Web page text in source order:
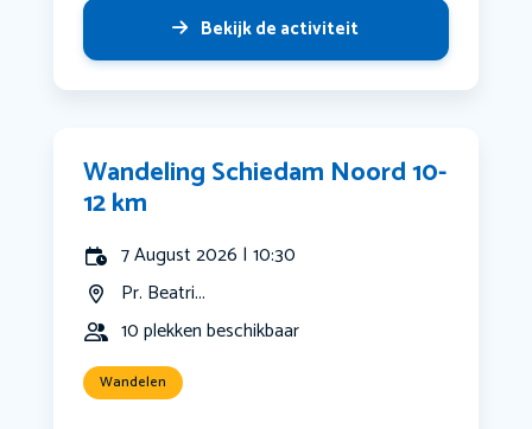
Bekijk de activiteit
Wandeling Schiedam Noord 10-
12 km
7 August 2026 | 10:30
Pr. Beatri...
10 plekken beschikbaar
Wandelen